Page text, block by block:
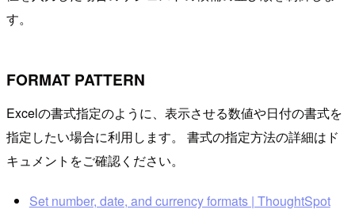
す。
FORMAT PATTERN
Excelの書式指定のように、表示させる数値や日付の書式を
指定したい場合に利用します。 書式の指定方法の詳細はド
キュメントをご確認ください。
Set number, date, and currency formats | ThoughtSpot